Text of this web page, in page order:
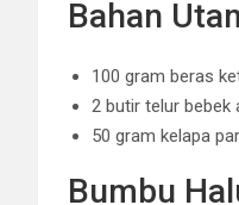
Bahan
100 gram beras
2 butir telur bebek
50 gram kelapa
Bumbu